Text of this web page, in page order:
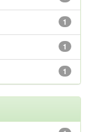
1
1
1